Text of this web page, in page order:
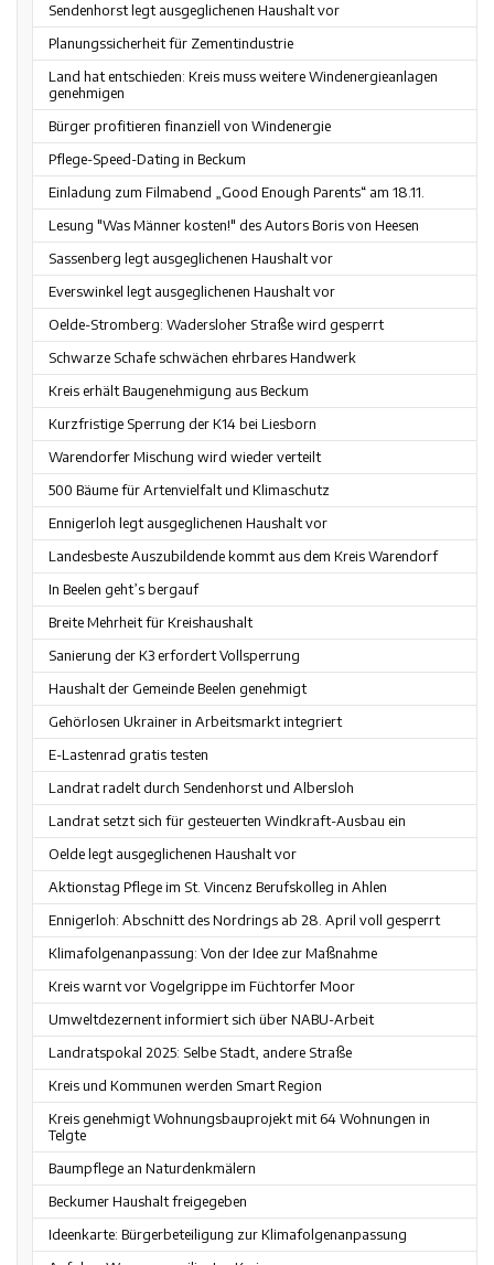
Sendenhorst legt ausgeglichenen Haushalt vor
Planungssicherheit für Zementindustrie
Land hat entschieden: Kreis muss weitere Windenergieanlagen
genehmigen
Bürger profitieren finanziell von Windenergie
Pflege-Speed-Dating in Beckum
Einladung zum Filmabend „Good Enough Parents“ am 18.11.
Lesung "Was Männer kosten!" des Autors Boris von Heesen
Sassenberg legt ausgeglichenen Haushalt vor
Everswinkel legt ausgeglichenen Haushalt vor
Oelde-Stromberg: Wadersloher Straße wird gesperrt
Schwarze Schafe schwächen ehrbares Handwerk
Kreis erhält Baugenehmigung aus Beckum
Kurzfristige Sperrung der K14 bei Liesborn
Warendorfer Mischung wird wieder verteilt
500 Bäume für Artenvielfalt und Klimaschutz
Ennigerloh legt ausgeglichenen Haushalt vor
Landesbeste Auszubildende kommt aus dem Kreis Warendorf
In Beelen geht’s bergauf
Breite Mehrheit für Kreishaushalt
Sanierung der K3 erfordert Vollsperrung
Haushalt der Gemeinde Beelen genehmigt
Gehörlosen Ukrainer in Arbeitsmarkt integriert
E-Lastenrad gratis testen
Landrat radelt durch Sendenhorst und Albersloh
Landrat setzt sich für gesteuerten Windkraft-Ausbau ein
Oelde legt ausgeglichenen Haushalt vor
Aktionstag Pflege im St. Vincenz Berufskolleg in Ahlen
Ennigerloh: Abschnitt des Nordrings ab 28. April voll gesperrt
Klimafolgenanpassung: Von der Idee zur Maßnahme
Kreis warnt vor Vogelgrippe im Füchtorfer Moor
Umweltdezernent informiert sich über NABU-Arbeit
Landratspokal 2025: Selbe Stadt, andere Straße
Kreis und Kommunen werden Smart Region
Kreis genehmigt Wohnungsbauprojekt mit 64 Wohnungen in
Telgte
Baumpflege an Naturdenkmälern
Beckumer Haushalt freigegeben
Ideenkarte: Bürgerbeteiligung zur Klimafolgenanpassung